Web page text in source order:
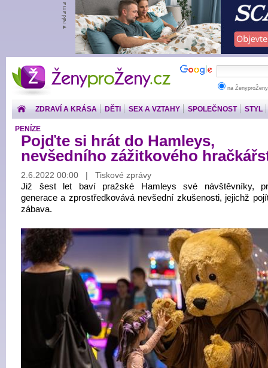
ŽenyproŽeny.cz
na
ZDRAVÍ A KRÁSA DĚTI SEX A VZTAHY SPOLEČNOST STYL
PENÍZE
Pojďte si hrát do Hamleys,
nevšedního zážitkového
2.6.2022 00:00 | Tiskové zprávy
Již šest let baví pražské Hamleys své návštěvníky,
generace a zprostředkovává nevšední zkušenosti, jejichž
zábava.